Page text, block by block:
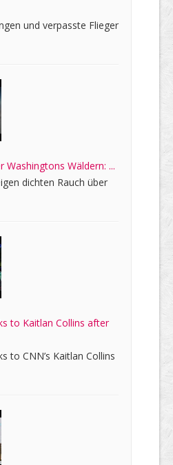
und verpasste Flieger
Washingtons Wäldern: ...
dichten Rauch über
to Kaitlan Collins after
to CNN’s Kaitlan Collins